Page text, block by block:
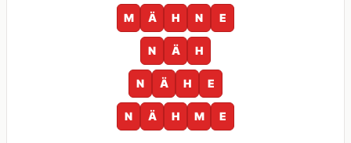
M Ä H N E
N Ä H
N Ä H E
N Ä H M E